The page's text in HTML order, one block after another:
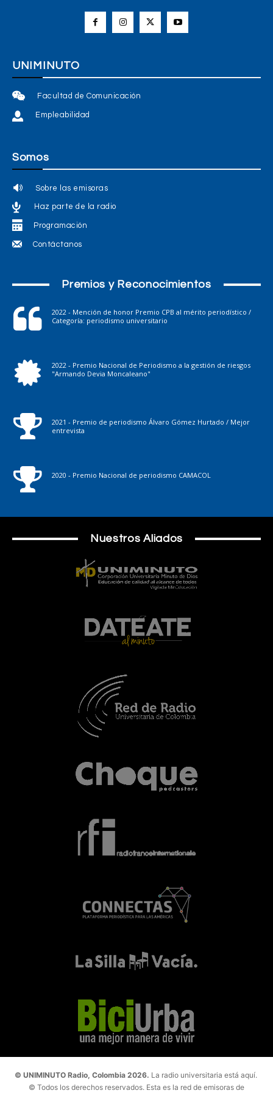
UNIMINUTO
Facultad de Comunicación
Empleabilidad
Somos
Sobre las emisoras
Haz parte de la radio
Programación
Contáctanos
Premios y Reconocimientos
2022 - Mención de honor Premio CPB al mérito periodístico /
Categoría: periodismo universitario
2022 - Premio Nacional de Periodismo a la gestión de riesgos
"Armando Devia Moncaleano"
2021 - Premio de periodismo Álvaro Gómez Hurtado / Mejor
entrevista
2020 - Premio Nacional de periodismo CAMACOL
Nuestros Aliados
© UNIMINUTO Radio, Colombia 2026. La radio universitaria está aquí.
© Todos los derechos reservados. Esta es la red de emisoras de